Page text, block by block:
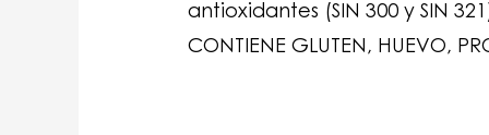
antioxidantes (SIN 300 y SIN
CONTIENE GLUTEN, HUEVO,